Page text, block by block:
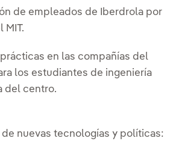
de empleados de Iberdrola por
MIT.
prácticas en las compañías del
los estudiantes de ingeniería
del centro.
de nuevas tecnologías y políticas: